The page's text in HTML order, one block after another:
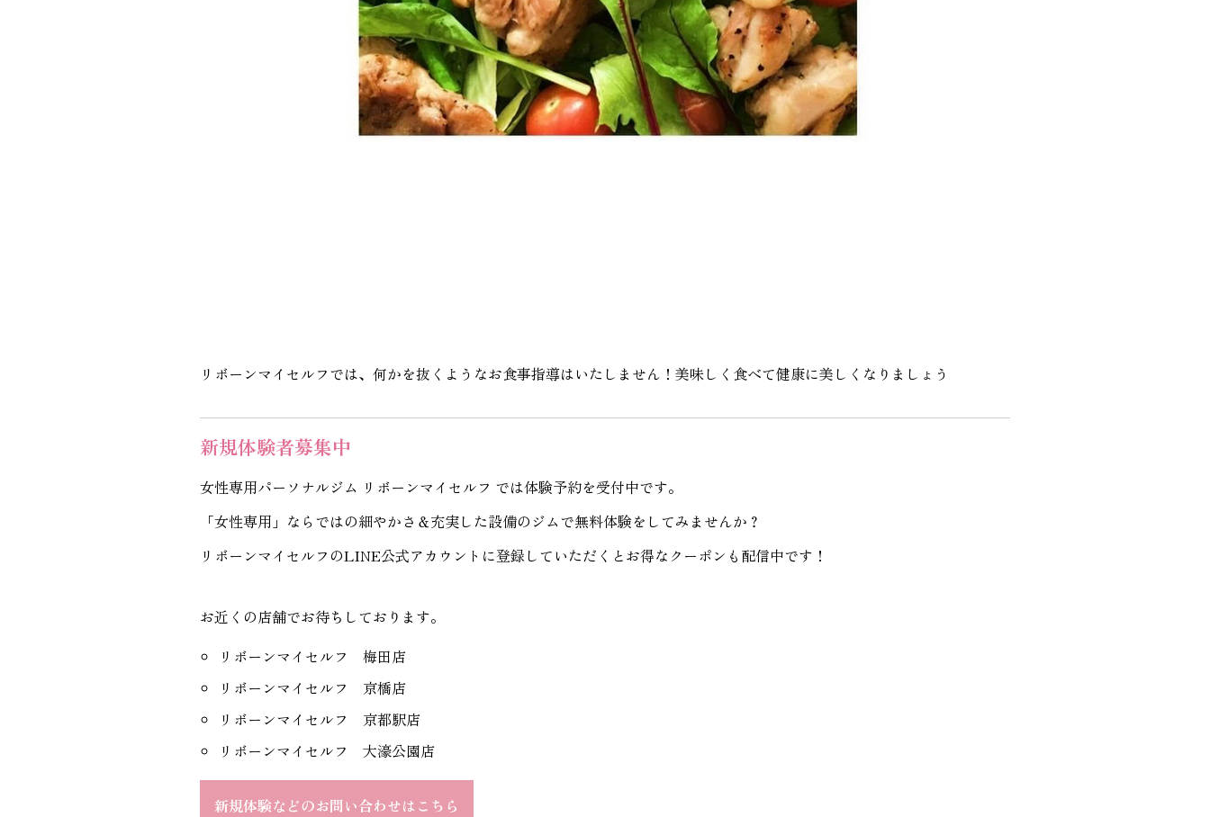
リボーンマイセルフでは、何かを抜くようなお食事指導はいたしません！美味しく食べて健康に美しくなりましょう
新規体験者募集中
女性専用パーソナルジム リボーンマイセルフ では体験予約を受付中です。
「女性専用」ならではの細やかさ＆充実した設備のジムで無料体験をしてみませんか？
リボーンマイセルフのLINE公式アカウントに登録していただくとお得なクーポンも配信中です！
お近くの店舗でお待ちしております。
リボーンマイセルフ 梅田店
リボーンマイセルフ 京橋店
リボーンマイセルフ 京都駅店
リボーンマイセルフ 大濠公園店
新規体験などのお問い合わせはこちら